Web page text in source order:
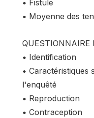
• Fistule
• Moyenne des
QUESTIONNAIRE
• Identification
• Caractéristiques
l'enquêté
• Reproduction
• Contraception